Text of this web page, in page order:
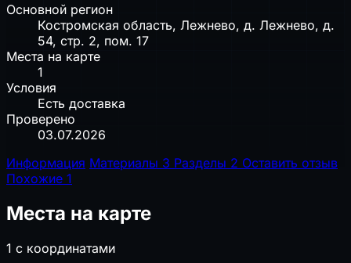
Основной регион
Костромская область, Лежнево, д. Лежнево, д.
54, стр. 2, пом. 17
Места на карте
1
Условия
Есть доставка
Проверено
03.07.2026
Информация Материалы 3 Разделы 2 Оставить отзыв
Похожие 1
Места на карте
1 с координатами